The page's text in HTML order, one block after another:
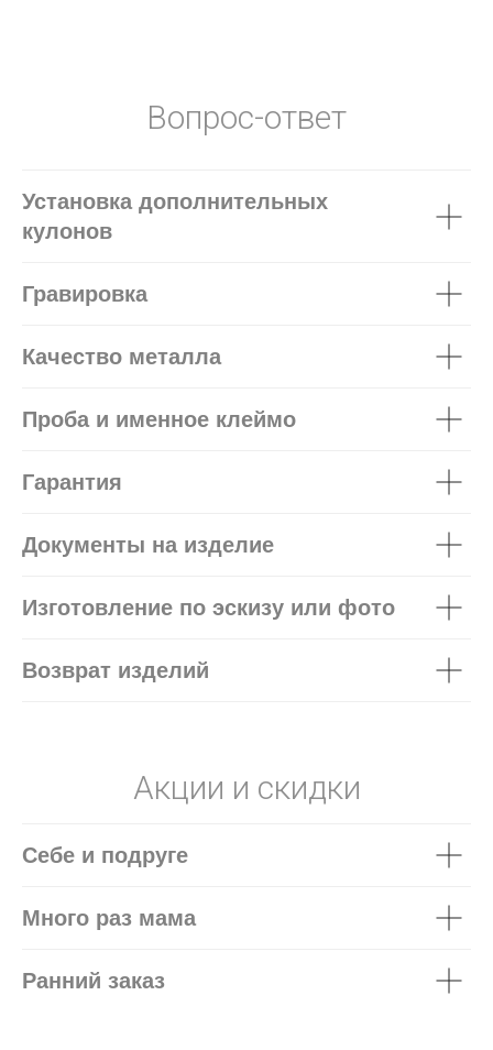
Вопрос-ответ
Установка дополнительных
кулонов
Гравировка
Качество металла
Проба и именное клеймо
Гарантия
Документы на изделие
Изготовление по эскизу или фото
Возврат изделий
Акции и скидки
Себе и подруге
Много раз мама
Ранний заказ